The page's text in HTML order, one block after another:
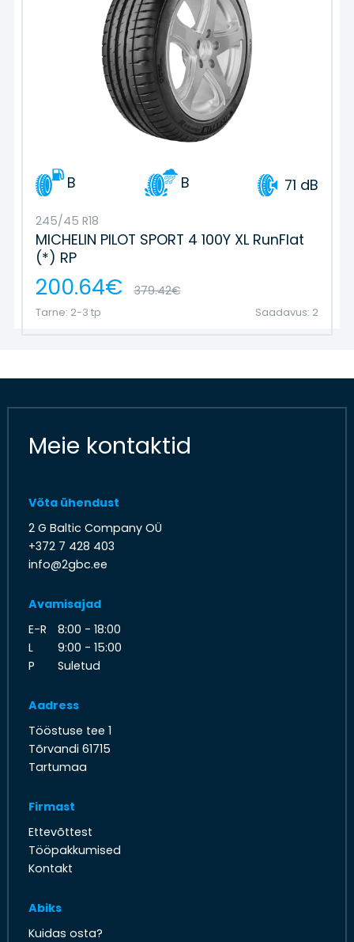
B B 71 dB
245/45 R18
MICHELIN PILOT SPORT 4 100Y XL RunFlat
(*) RP
200.64€ 379.42€
Tarne: 2-3 tp Saadavus: 2
Meie kontaktid
Võta ühendust
2 G Baltic Company OÜ
+372 7 428 403
info@2gbc.ee
Avamisajad
E-R
8:00 - 18:00
L
9:00 - 15:00
P
Suletud
Aadress
Tööstuse tee 1
Tõrvandi 61715
Tartumaa
Firmast
Ettevõttest
Tööpakkumised
Kontakt
Abiks
Kuidas osta?